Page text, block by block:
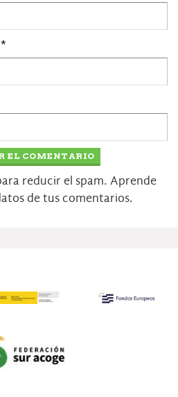
*
reducir el spam. Aprende
de tus comentarios.